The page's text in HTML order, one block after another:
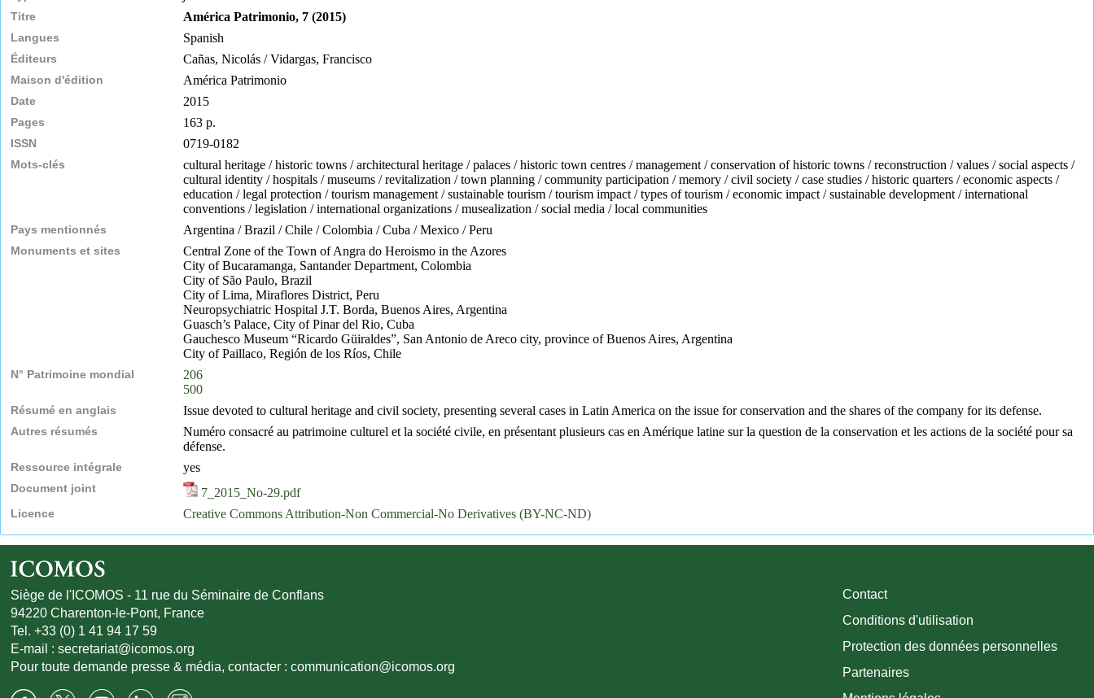
Titre América Patrimonio, 7 (2015)
Langues Spanish
Éditeurs Cañas, Nicolás / Vidargas, Francisco
Maison d'édition América Patrimonio
Date 2015
Pages 163 p.
ISSN 0719-0182
Mots-clés
cultural heritage / historic towns / architectural heritage / palaces / historic town centres / management / conservation of historic towns / reconstruction / values / social aspects /
cultural identity / hospitals / museums / revitalization / town planning / community participation / memory / civil society / case studies / historic quarters / economic aspects /
education / legal protection / tourism management / sustainable tourism / tourism impact / types of tourism / economic impact / sustainable development / international
conventions / legislation / international organizations / musealization / social media / local communities
Pays mentionnés Argentina / Brazil / Chile / Colombia / Cuba / Mexico / Peru
Monuments et sites
Central Zone of the Town of Angra do Heroismo in the Azores
City of Bucaramanga, Santander Department, Colombia
City of São Paulo, Brazil
City of Lima, Miraflores District, Peru
Neuropsychiatric Hospital J.T. Borda, Buenos Aires, Argentina
Guasch’s Palace, City of Pinar del Rio, Cuba
Gauchesco Museum “Ricardo Güiraldes”, San Antonio de Areco city, province of Buenos Aires, Argentina
City of Paillaco, Región de los Ríos, Chile
N° Patrimoine mondial
206
500
Résumé en anglais Issue devoted to cultural heritage and civil society, presenting several cases in Latin America on the issue for conservation and the shares of the company for its defense.
Autres résumés
Numéro consacré au patrimoine culturel et la société civile, en présentant plusieurs cas en Amérique latine sur la question de la conservation et les actions de la société pour sa
défense.
Ressource intégrale yes
Document joint 7_2015_No-29.pdf
Licence Creative Commons Attribution-Non Commercial-No Derivatives (BY-NC-ND)
Siège de l'ICOMOS - 11 rue du Séminaire de Conflans
94220 Charenton-le-Pont, France
Tel. +33 (0) 1 41 94 17 59
E-mail :secretariat@icomos.org
Pour toute demande presse & média, contacter :communication@icomos.org
Contact
Conditions d'utilisation
Protection des données personnelles
Partenaires